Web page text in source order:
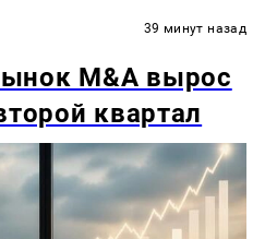
39 минут назад
M&A вырос
квартал